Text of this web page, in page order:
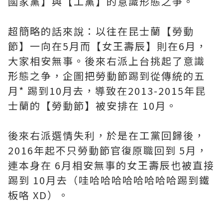
超簡略的話來說：以往在昆士蘭【勞動
節】一向在5月而【女王壽辰】則在6月，
大家相安無事。後來右派上台挑起了意識
形態之争，企圖把勞動節踢到從傳統的五
月* 踢到10月去，導致在2013-2015年昆
士蘭的【勞動節】被安排在 10月。
後來右派選情失利，於是在工黨回歸後，
2016年起不只勞動節官復原職回到 5月，
連本身在 6月相安無事的女王壽辰也被直接
踢到 10月去（哇哈哈哈哈哈哈哈哈踢到鐵
板咯 XD）。